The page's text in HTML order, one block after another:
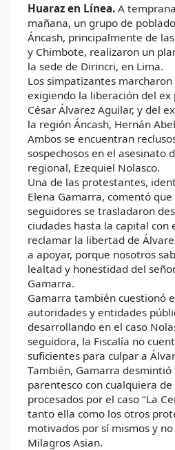
Huaraz en Línea. A
mañana, un grupo de
Áncash, principalmente de
y Chimbote, realizaron un
la sede de Dirincri, en Lima.
Los simpatizantes
exigiendo la liberación del
César Álvarez Aguilar, y del
la región Áncash, Hernán
Ambos se encuentran
sospechosos en el asesinato
regional, Ezequiel Nolasco.
Una de las protestantes,
Elena Gamarra, comentó
seguidores se trasladaron
ciudades hasta la capital con
reclamar la libertad de
a apoyar, porque nosotros
lealtad y honestidad del
Gamarra.
Gamarra también cuestionó
autoridades y entidades
desarrollando en el caso
seguidora, la Fiscalía no
suficientes para culpar a
También, Gamarra
parentesco con cualquiera
procesados por el caso “La
tanto ella como los otros
motivados por sí mismos y
Milagros Asian.